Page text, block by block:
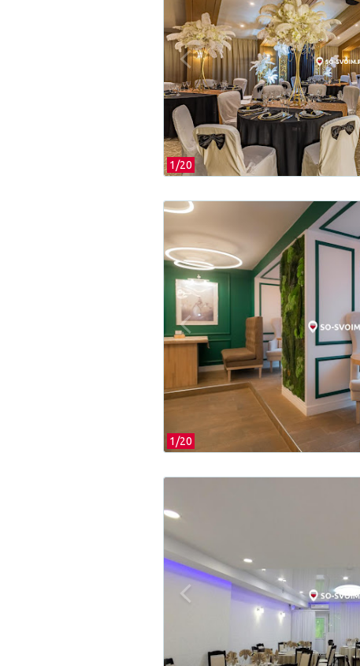
1/20
1/20